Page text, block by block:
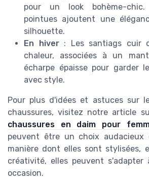
pour un look bohème-chic.
pointues ajoutent une
silhouette.
En hiver: Les santiags cuir
chaleur, associées à un
écharpe épaisse pour garder
avec style.
Pour plus d'idées et astuces sur
chaussures, visitez notre article
chaussures en daim pour
peuvent être un choix audacieux
manière dont elles sont stylisées,
créativité, elles peuvent s'adapter
occasion.